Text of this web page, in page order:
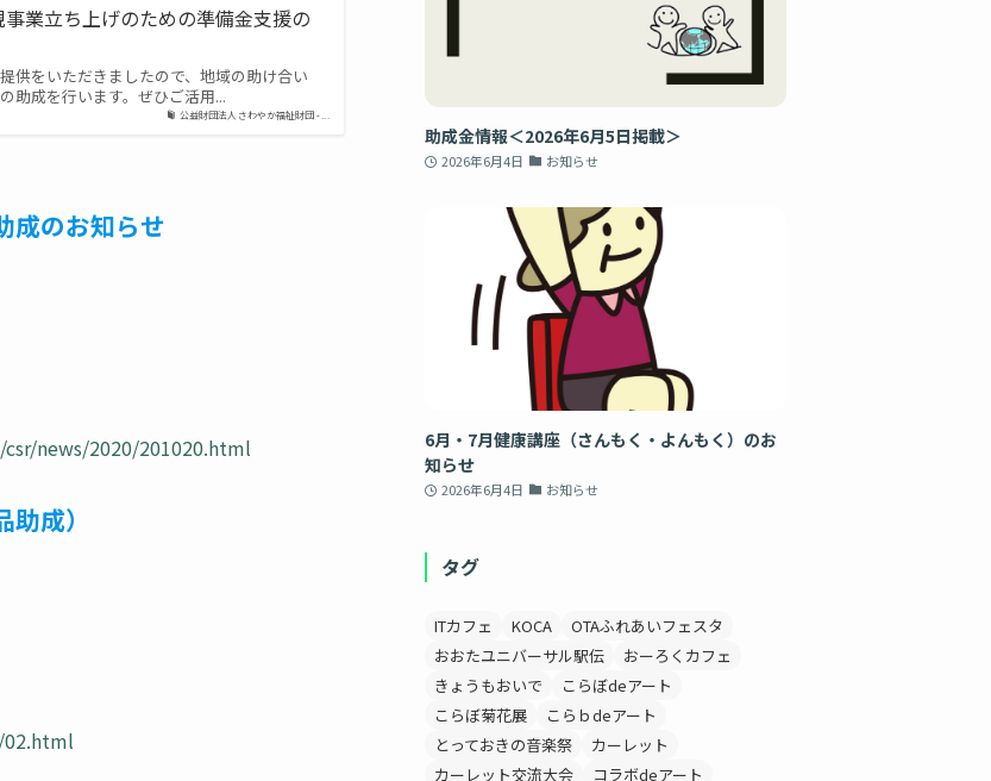
公益財団法人 さわやか福祉財団 - ...
業立ち上げのための準備金支援の
供をいただきましたので、地域の助け合い
助成を行います。ぜひご活用...
のお知らせ
news/2020/201020.html
成）
助成金情報＜2026年6月5日掲載＞
2026年6月4日 お知らせ
6月・7月健康講座（さんもく・よんもく）のお
知らせ
2026年6月4日 お知らせ
タグ
ITカフェ KOCA
OTAふれあいフェスタ
おおたユニバーサル駅伝
おーろくカフェ
きょうもおいで
こらぼdeアート
こらぼ菊花展
こらｂdeアート
とっておきの音楽祭
カーレット
カーレット交流大会
コラボdeアート